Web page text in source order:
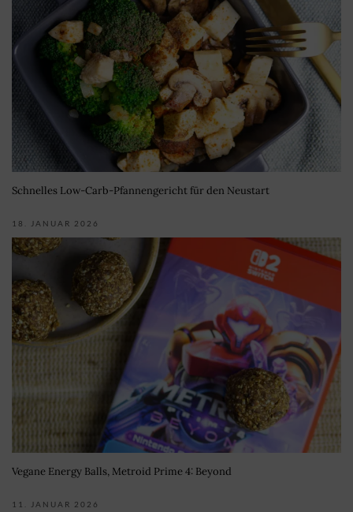
Schnelles Low-Carb-Pfannengericht für den Neustart
18. JANUAR 2026
Vegane Energy Balls, Metroid Prime 4: Beyond
11. JANUAR 2026